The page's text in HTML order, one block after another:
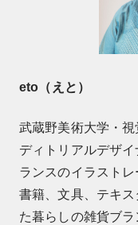
eto（えと）
武蔵野美術大学・
ディトリアルデザ
ランスのイラストレ
書籍、文具、テキ
た暮らしの雑貨ブラ